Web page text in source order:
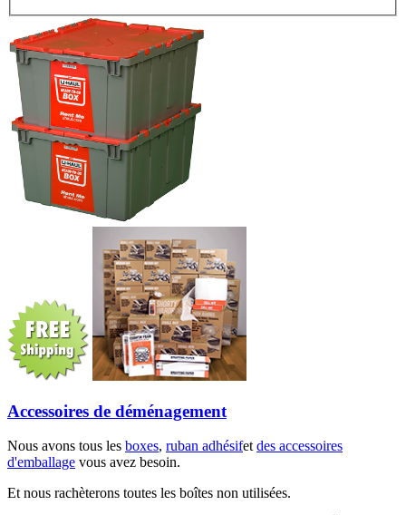
Accessoires de déménagement
Nous avons tous les boxes, ruban adhésifet des accessoires
d'emballage vous avez besoin.
Et nous rachèterons toutes les boîtes non utilisées.